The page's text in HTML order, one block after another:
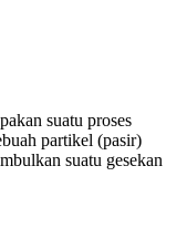
suatu proses
partikel (pasir)
suatu gesekan